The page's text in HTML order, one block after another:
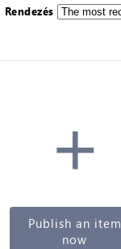
Rendezés
+
Publish an item
now